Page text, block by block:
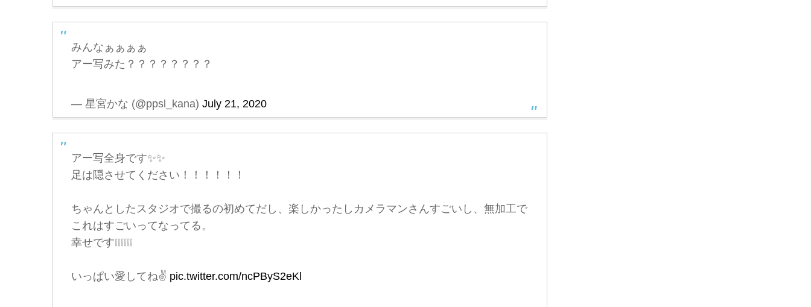
みんなぁぁぁぁ
アー写みた？？？？？？？？
— 星宮かな (@ppsl_kana) July 21, 2020
アー写全身です✨✨
足は隠させてください！！！！！！
ちゃんとしたスタジオで撮るの初めてだし、楽しかったしカメラマンさんすごいし、無加工で
これはすごいってなってる。
幸せです❕❕❕❕❕❕
いっぱい愛してね✌️ pic.twitter.com/ncPByS2eKl